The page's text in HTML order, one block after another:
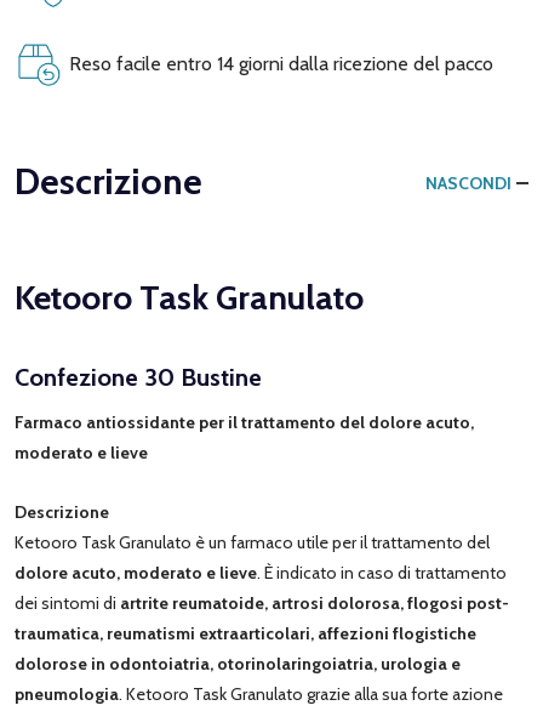
Reso facile entro 14 giorni dalla ricezione del pacco
Descrizione NASCONDI
Ketooro Task Granulato
Confezione 30 Bustine
Farmaco antiossidante per il trattamento del dolore acuto,
moderato e lieve
Descrizione
Ketooro Task Granulato è un farmaco utile per il trattamento del
dolore acuto, moderato e lieve. È indicato in caso di trattamento
dei sintomi di artrite reumatoide, artrosi dolorosa, flogosi post-
traumatica, reumatismi extraarticolari, affezioni flogistiche
dolorose in odontoiatria, otorinolaringoiatria, urologia e
pneumologia. Ketooro Task Granulato grazie alla sua forte azione